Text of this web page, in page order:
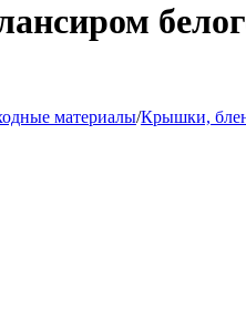
материалы/Крышки,